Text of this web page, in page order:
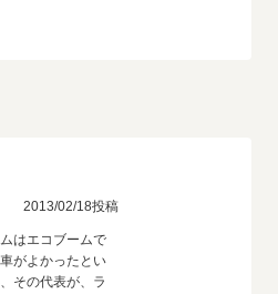
侵略しました)。
2013/02/18投稿
はエコブームで
がよかったとい
その代表が、ラ